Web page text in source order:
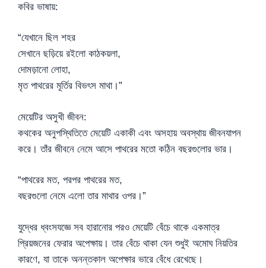
কবির ভাষায়:
“যেখানে ছিল শহর
সেখানে ছড়িয়ে রইলো কাঠকয়লা,
দোমড়ানো লোহা,
মৃত পাথরের মূর্তির বিভৎস মাথা।”
মেয়েটির অসুখী জীবন:
কথকের অনুপস্থিতিতে মেয়েটি একাকী এবং অসহায় অবস্থায় জীবনযাপন
করে। তাঁর জীবনে নেমে আসে পাথরের মতো কঠিন বছরগুলোর ভার।
“পাথরের মত, পরপর পাথরের মত,
বছরগুলো নেমে এলো তার মাথার ওপর।”
যুদ্ধের ধ্বংসযজ্ঞে সব হারানোর পরও মেয়েটি বেঁচে থাকে একমাত্র
প্রিয়জনের ফেরার অপেক্ষায়। তার বেঁচে থাকা যেন শুধুই অমোঘ নিয়তির
কারণে, যা তাকে অনন্তকাল অপেক্ষার ভারে বেঁধে রেখেছে।